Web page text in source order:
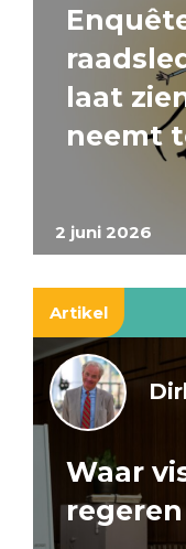
2 juni 2026
laat
neemt
Artikel
Waar